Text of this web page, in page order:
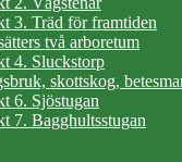
3. Träd för framtiden
två arboretum
4. Sluckstorp
skottskog,
6. Sjöstugan
7. Bagghultsstugan